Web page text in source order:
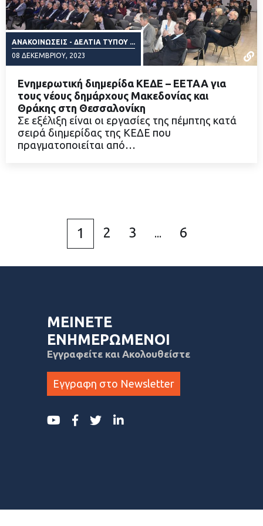
ΑΝΑΚΟΙΝΏΣΕΙΣ - ΔΕΛΤΊΑ ΤΎΠΟΥ ...
08 ΔΕΚΕΜΒΡΊΟΥ, 2023
ΔΙΑΒΑΣΤΕ ΠΕΡΙΣΣΟΤΕΡΑ
Ενημερωτική διημερίδα ΚΕΔΕ – ΕΕΤΑΑ για
τους νέους δημάρχους Μακεδονίας και
Θράκης στη Θεσσαλονίκη
Σε εξέλιξη είναι οι εργασίες της πέμπτης κατά
σειρά διημερίδας της ΚΕΔΕ που
πραγματοποιείται από…
1 2 3 ... 6
ΜΕΙΝΕΤΕ
ΕΝΗΜΕΡΩΜΕΝΟΙ
Εγγραφείτε και Ακολουθείστε
Εγγραφη στο Newsletter